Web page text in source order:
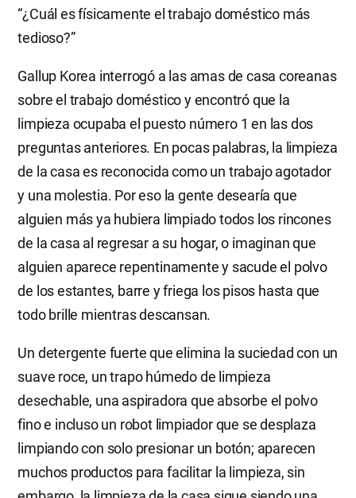
“¿Cuál es físicamente el trabajo doméstico más
tedioso?”
Gallup Korea interrogó a las amas de casa coreanas
sobre el trabajo doméstico y encontró que la
limpieza ocupaba el puesto número 1 en las dos
preguntas anteriores. En pocas palabras, la limpieza
de la casa es reconocida como un trabajo agotador
y una molestia. Por eso la gente desearía que
alguien más ya hubiera limpiado todos los rincones
de la casa al regresar a su hogar, o imaginan que
alguien aparece repentinamente y sacude el polvo
de los estantes, barre y friega los pisos hasta que
todo brille mientras descansan.
Un detergente fuerte que elimina la suciedad con un
suave roce, un trapo húmedo de limpieza
desechable, una aspiradora que absorbe el polvo
fino e incluso un robot limpiador que se desplaza
limpiando con solo presionar un botón; aparecen
muchos productos para facilitar la limpieza, sin